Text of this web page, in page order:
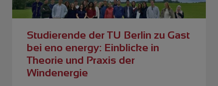
Studierende der TU Berlin zu Gast
bei eno energy: Einblicke in
Theorie und Praxis der
Windenergie